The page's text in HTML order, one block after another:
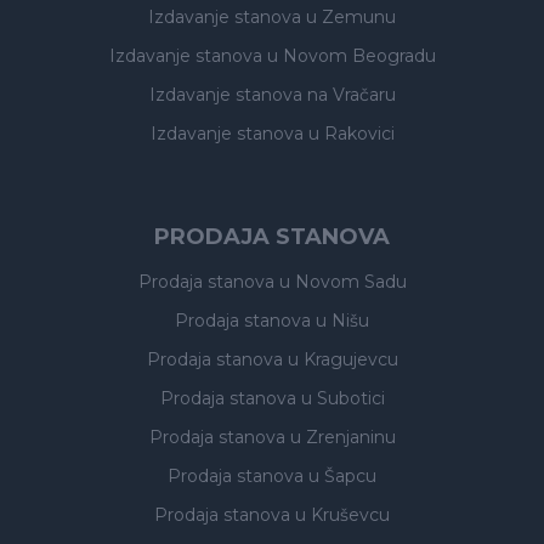
Izdavanje stanova u Zemunu
Izdavanje stanova u Novom Beogradu
Izdavanje stanova na Vračaru
Izdavanje stanova u Rakovici
PRODAJA STANOVA
Prodaja stanova u Novom Sadu
Prodaja stanova u Nišu
Prodaja stanova u Kragujevcu
Prodaja stanova u Subotici
Prodaja stanova u Zrenjaninu
Prodaja stanova u Šapcu
Prodaja stanova u Kruševcu